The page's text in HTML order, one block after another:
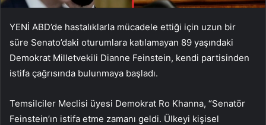
YENİ ABD’de hastalıklarla mücadele ettiği için uzun bir
süre Senato’daki oturumlara katılamayan 89 yaşındaki
Demokrat Milletvekili Dianne Feinstein, kendi partisinden
istifa çağrısında bulunmaya başladı.
Temsilciler Meclisi üyesi Demokrat Ro Khanna, “Senatör
Feinstein’ın istifa etme zamanı geldi. Ülkeyi kişisel